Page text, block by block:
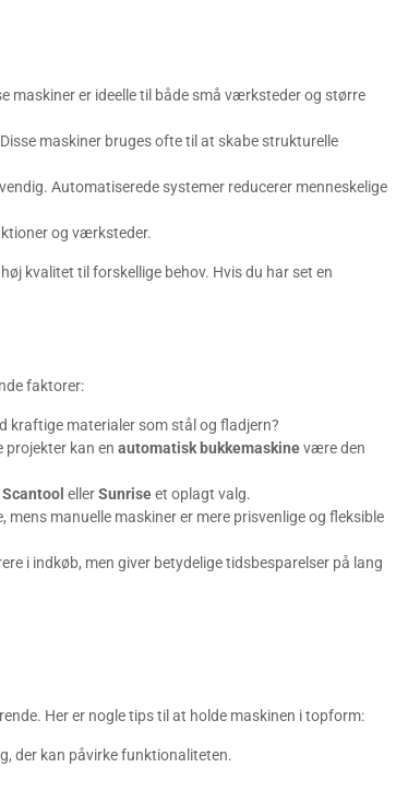
maskiner er ideelle til både små værksteder og større
maskiner bruges ofte til at skabe strukturelle
Automatiserede systemer reducerer menneskelige
og værksteder.
kvalitet til forskellige behov. Hvis du har set en
faktorer:
kraftige materialer som stål og fladjern?
projekter kan en automatisk bukkemaskinevære den
Scantool ellerSunriseet oplagt valg.
manuelle maskiner er mere prisvenlige og fleksible
i indkøb, men giver betydelige tidsbesparelser på lang
Her er nogle tips til at holde maskinen i topform:
der kan påvirke funktionaliteten.